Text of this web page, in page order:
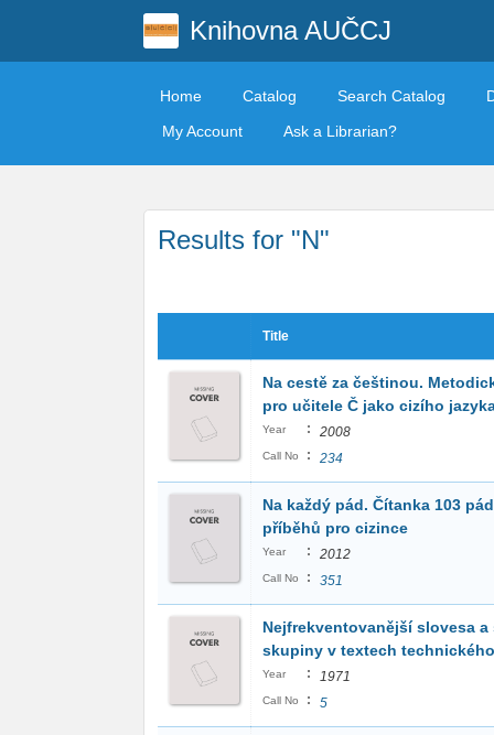
Knihovna AUČCJ
Home Catalog Search Catalog
My Account
Ask a Librarian?
Results for "N"
Title
Na cestě za češtinou.
pro učitele Č jako cizího
Year : 2008
Call No : 234
Na každý pád. Čítanka 103
příběhů pro cizince
Year : 2012
Call No : 351
Nejfrekventovanější slovesa a
skupiny v textech
Year : 1971
Call No : 5